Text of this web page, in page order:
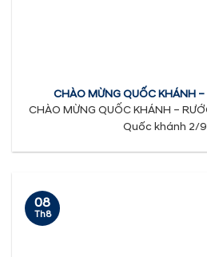
CHÀO MỪNG QUỐC KHÁNH
CHÀO MỪNG QUỐC KHÁNH –
Quốc khánh 2/
08
Th8